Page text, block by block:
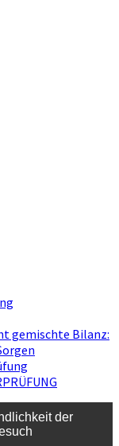
gemischte Bilanz:
der